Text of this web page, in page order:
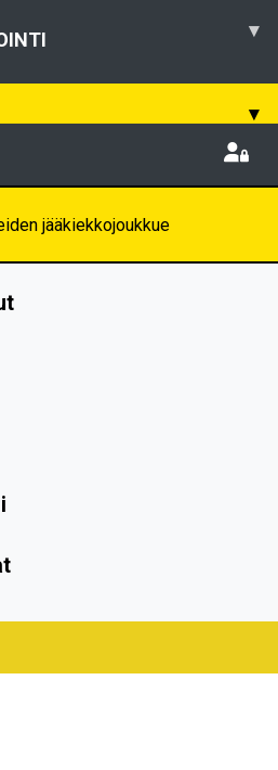
▾
▾
jääkiekkojoukkue